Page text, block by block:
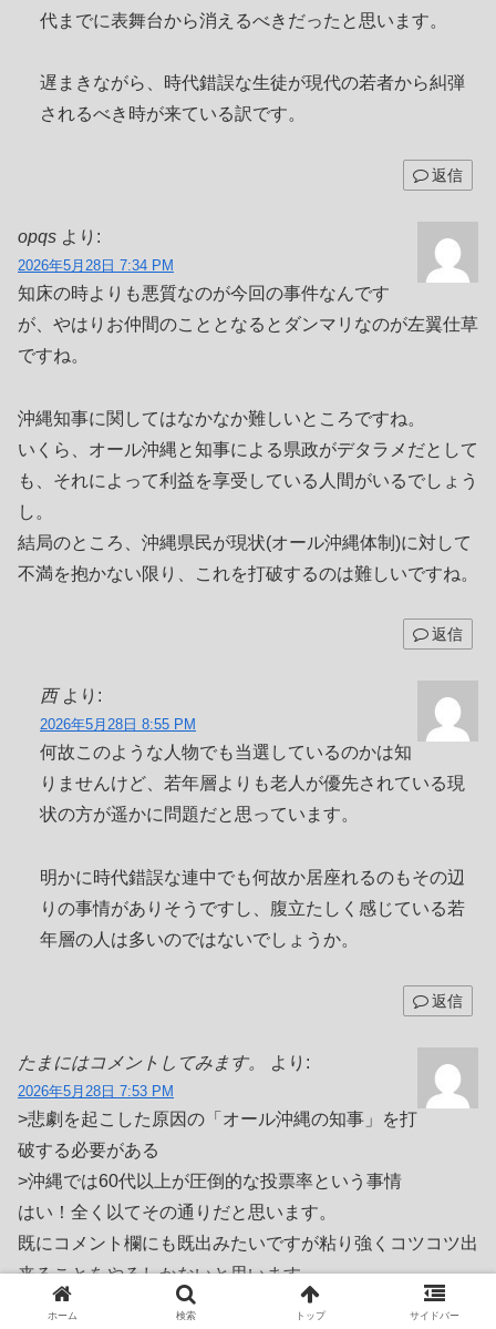
代までに表舞台から消えるべきだったと思います。
遅まきながら、時代錯誤な生徒が現代の若者から糾弾
されるべき時が来ている訳です。
返信
opqs より:
2026年5月28日 7:34 PM
知床の時よりも悪質なのが今回の事件なんです
が、やはりお仲間のこととなるとダンマリなのが左翼仕草
ですね。
沖縄知事に関してはなかなか難しいところですね。
いくら、オール沖縄と知事による県政がデタラメだとして
も、それによって利益を享受している人間がいるでしょう
し。
結局のところ、沖縄県民が現状(オール沖縄体制)に対して
不満を抱かない限り、これを打破するのは難しいですね。
返信
西 より:
2026年5月28日 8:55 PM
何故このような人物でも当選しているのかは知
りませんけど、若年層よりも老人が優先されている現
状の方が遥かに問題だと思っています。
明かに時代錯誤な連中でも何故か居座れるのもその辺
りの事情がありそうですし、腹立たしく感じている若
年層の人は多いのではないでしょうか。
返信
たまにはコメントしてみます。 より:
2026年5月28日 7:53 PM
>悲劇を起こした原因の「オール沖縄の知事」を打
破する必要がある
>沖縄では60代以上が圧倒的な投票率という事情
はい！全く以てその通りだと思います。
既にコメント欄にも既出みたいですが粘り強くコツコツ出
来ることをやるしかないと思います。
ホーム 検索 トップ サイドバー